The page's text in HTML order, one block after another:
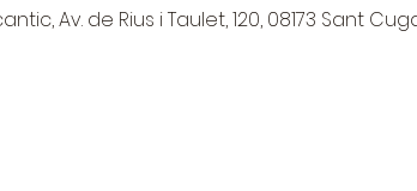
Av. de Rius i Taulet, 120, 08173 Sant